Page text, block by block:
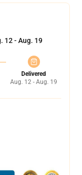
12 - Aug. 19
Delivered
Aug. 12 - Aug. 19